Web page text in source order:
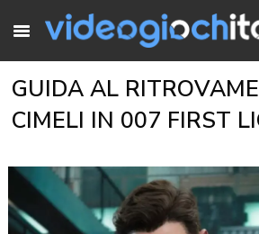
GUIDA AL
CIMELI IN 007 FIRST